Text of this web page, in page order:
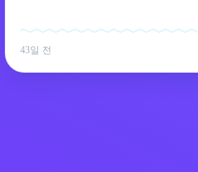
43일 전